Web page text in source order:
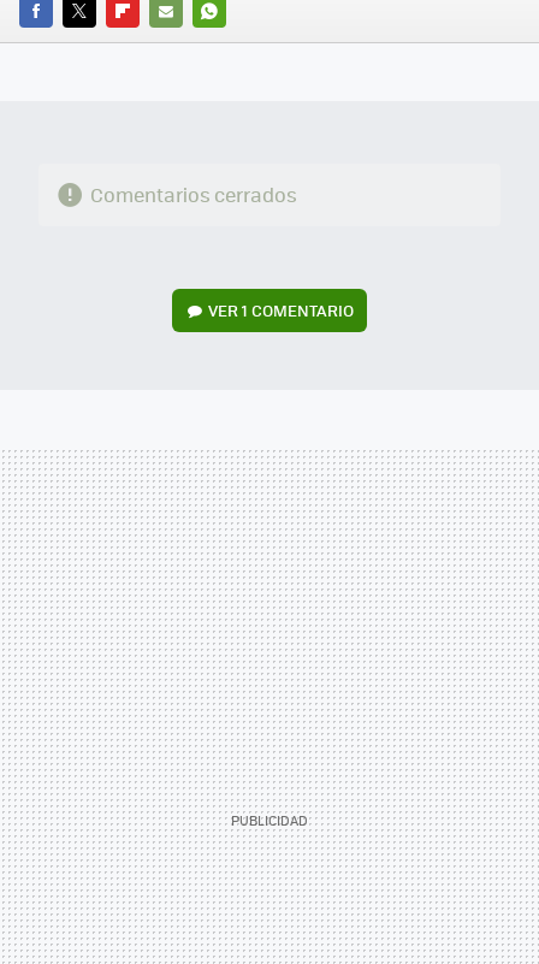
FACEBOOK
TWITTERFLIPBOARD
E-
WHATSAPP
Comentarios cerrados
VER1 COMENTARIO